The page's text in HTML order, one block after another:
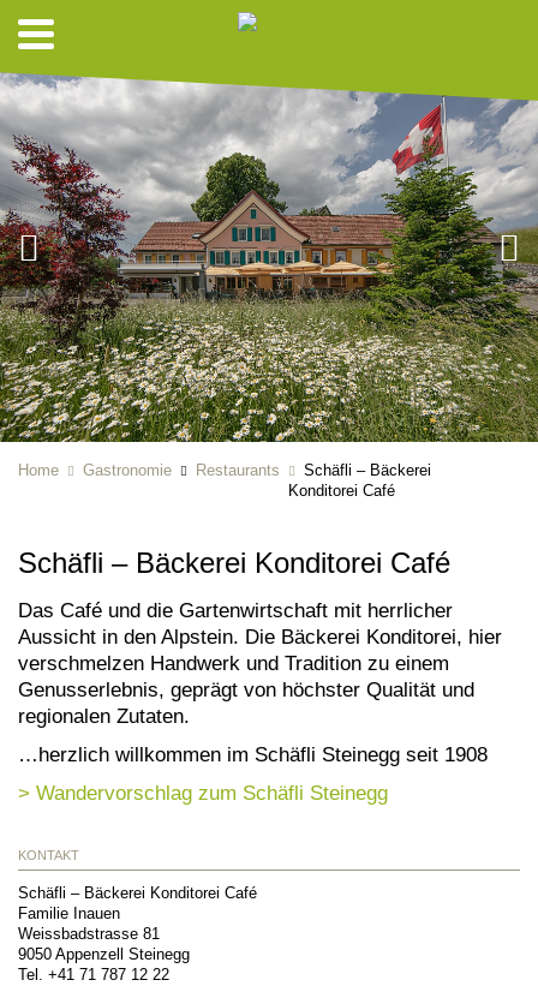
Home Gastronomie Restaurants
Schäfli – Bäckerei
Konditorei Café
Schäfli – Bäckerei Konditorei Café
Das Café und die Gartenwirtschaft mit herrlicher
Aussicht in den Alpstein. Die Bäckerei Konditorei, hier
verschmelzen Handwerk und Tradition zu einem
Genusserlebnis, geprägt von höchster Qualität und
regionalen Zutaten.
…herzlich willkommen im Schäfli Steinegg seit 1908
> Wandervorschlag zum Schäfli Steinegg
KONTAKT
Schäfli – Bäckerei Konditorei Café
Familie Inauen
Weissbadstrasse 81
9050 Appenzell Steinegg
Tel. +41 71 787 12 22